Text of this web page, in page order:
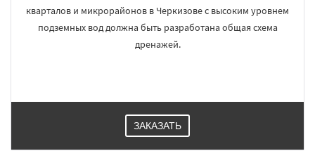
кварталов и микрорайонов в Черкизове с высоким уровнем
подземных вод должна быть разработана общая схема
дренажей.
ЗАКАЗАТЬ